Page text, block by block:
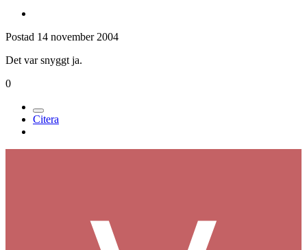
Postad 14 november 2004
Det var snyggt ja.
0
Citera